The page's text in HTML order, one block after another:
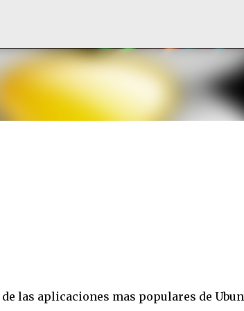
de las aplicaciones mas populares de